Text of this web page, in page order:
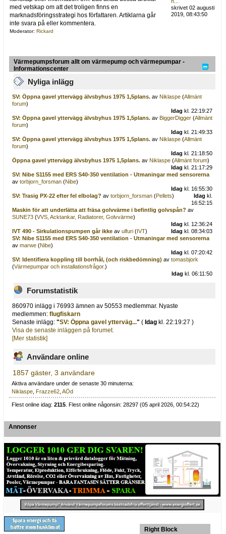
med vetskap om att det troligen finns en
marknadsföringsstrategi hos författaren. Artiklarna går
inte svara på eller kommentera.
Moderator: Rickard
skrivet 02 augusti
2019, 08:43:50
Värmepumpsforum allt om värmepump och värmepumpar -
Informationscenter
Nyliga inlägg
SV: Öppna gavel yttervägg älvsbyhus 1975 1,5plans.av Niklaspe(Allmänt
forum)
Idag kl. 22:19:27
SV: Öppna gavel yttervägg älvsbyhus 1975 1,5plans.av BiggerDigger(Allmänt
forum)
Idag kl. 21:49:33
SV: Öppna gavel yttervägg älvsbyhus 1975 1,5plans.av Niklaspe(Allmänt
forum)
Idag kl. 21:18:50
Öppna gavel yttervägg älvsbyhus 1975 1,5plans.av Niklaspe(Allmänt forum)
Idag kl. 21:17:29
SV: Nibe S1155 med ERS S40-350 ventilation - Utmaningar med sensorerna
av torbjorn_forsman(Nibe)
Idag kl. 16:55:30
SV: Trasig PX-22 efter fel elbolag? av torbjorn_forsman(Pellets) Idag kl.
16:52:15
Maskin för att underlätta att fräsa golvvärme i befintlig golvspån? av
SUNE73(VVS, Acktankar, Radiatorer, Golvvärme)
Idag kl. 12:36:24
IVT 490 - Sirkulationspumpen går ikkeav ulfuri(IVT) Idag kl. 08:34:03
SV: Nibe S1155 med ERS S40-350 ventilation - Utmaningar med sensorerna
av marwe(Nibe)
Idag kl. 07:20:42
SV: Identifiera koppling till borrhål, (och riskbedömning) av tomasbjork
(Värmepumpar och installationsfrågor.)
Idag kl. 06:11:50
Forumstatistik
860970 inlägg i 76993 ämnen av 50553 medlemmar. Nyaste
medlemmen:flugfiskarn
Senaste inlägg:"SV: Öppna gavel ytterväg..." ( Idag kl. 22:19:27 )
Visa de senaste inläggen på forumet.
[Mer statistik]
Användare online
1857 gäster, 3 användare
Aktiva användare under de senaste 30 minuterna:
Niklaspe, Frazze62,AÖd
Flest online idag:2115 . Flest online någonsin: 28297 (05 april 2026, 00:54:22)
Annonser
Right Block